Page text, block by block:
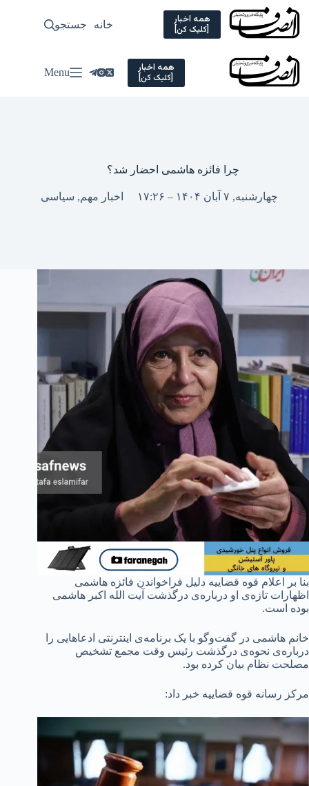
Skip
content
همه اخبار
[کلیک کن] خانه سیاسی
جستجو
همه اخبار
[کلیک کن] Menu
چرا فائزه هاشمی احضار شد؟
چهارشنبه, ۷ آبان ۱۴۰۴ – ۱۷:۲۶ اخبار مهم, سیاسی
بنا بر اعلام قوه قضاییه دلیل فراخواندن فائزه هاشمی
اظهارات تازه‌ی او درباره‌ی درگذشت آیت الله اکبر هاشمی
بوده است.
خانم هاشمی در گفت‌وگو با یک برنامه‌ی اینترنتی ادعاهایی را
درباره‌ی نحوه‌ی درگذشت رئیس وقت مجمع تشخیص
مصلحت نظام بیان کرده بود.
مرکز رسانه قوه قضاییه خبر داد: